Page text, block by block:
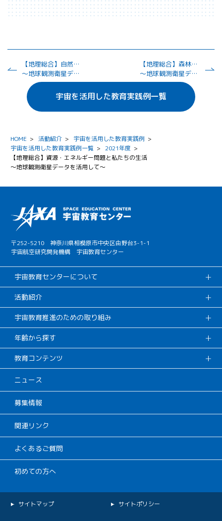
【地理総合】自然環境とその保全
～地球観測衛星データを活用して～
【地理総合】森林破壊を止めるには？(単元：地球的課題と国際協力)
～地球観測衛星データを活用して
宇宙を活用した教育実践例一覧
HOME > 活動紹介 > 宇宙を活用した教育実践例 >
宇宙を活用した教育実践例一覧 > 2021年度 >
【地理総合】資源・エネルギー問題と私たちの生活
～地球観測衛星データを活用して～
〒252-5210 神奈川県相模原市中央区由野台3-1-1
宇宙航空研究開発機構 宇宙教育センター
宇宙教育センターについて
活動紹介
宇宙教育推進のための取り組み
年齢から探す
教育コンテンツ
ニュース
募集情報
関連リンク
よくあるご質問
初めての方へ
サイトマップ サイトポリシー